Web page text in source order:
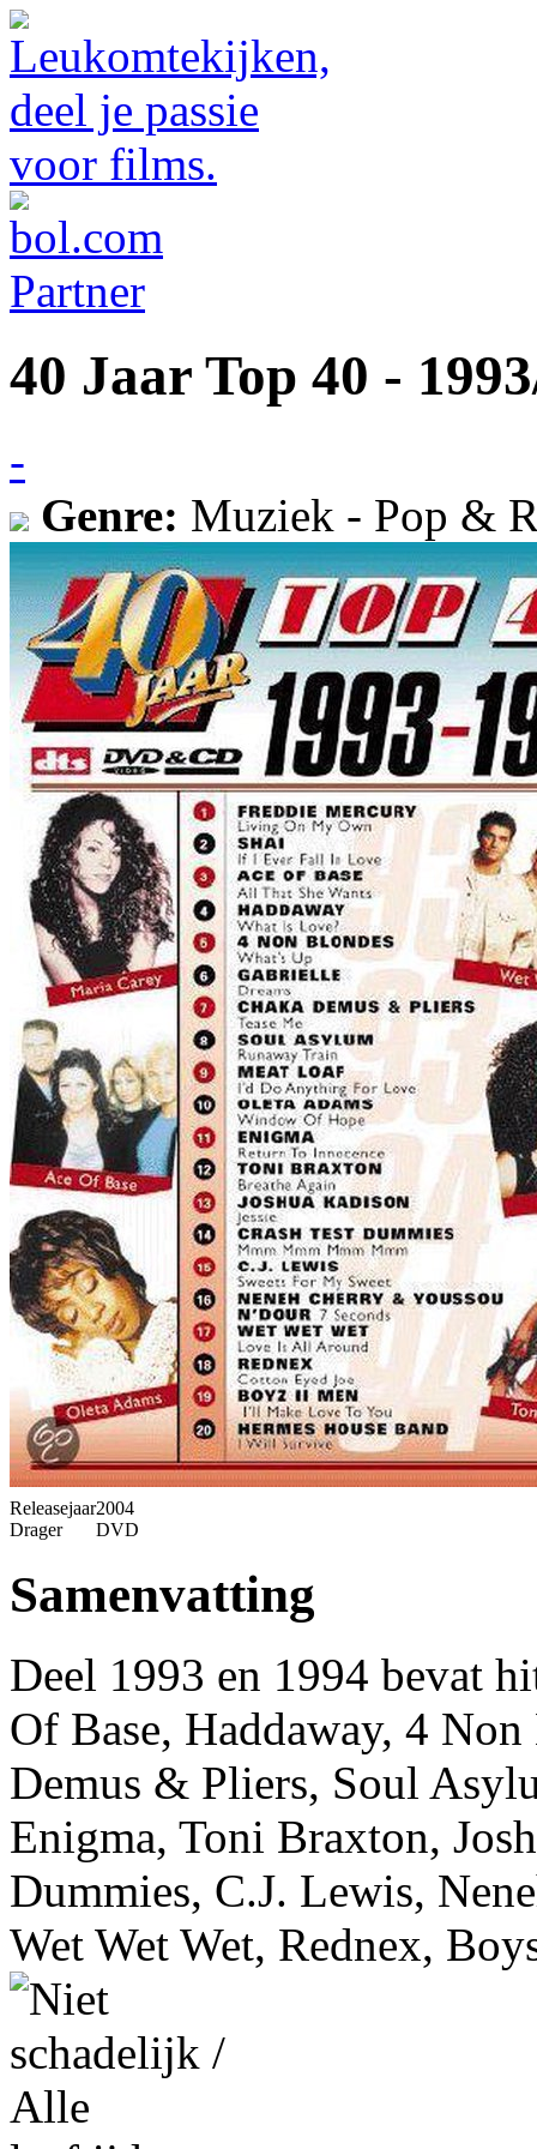
40 Jaar Top 40 -
-
Genre: Muziek - Pop &
Releasejaar2004
Drager
DVD
Samenvatting
Deel 1993 en 1994 bevat
Of Base, Haddaway, 4
Demus & Pliers, Soul
Enigma, Toni Braxton,
Dummies, C.J. Lewis,
Wet Wet Wet, Rednex,